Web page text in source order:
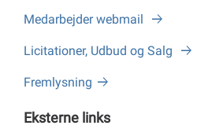
Medarbejder webmail
Licitationer, Udbud og Salg
Fremlysning
Eksterne links